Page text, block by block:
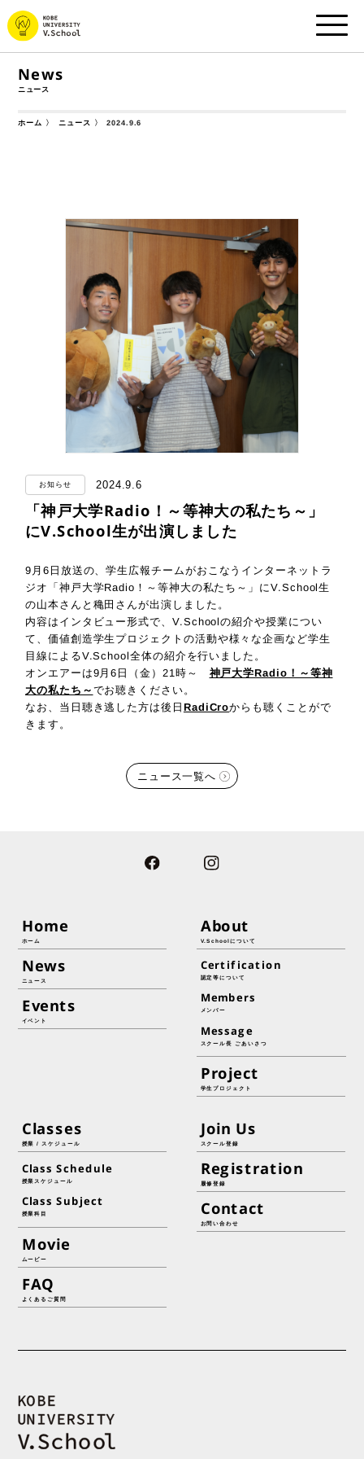
News
ニュース
ホーム ニュース 2024.9.6
お知らせ 2024.9.6
「神戸大学Radio！～等神大の私たち～」
にV.School生が出演しました
9月6日放送の、学生広報チームがおこなうインターネットラ
ジオ「神戸大学Radio！～等神大の私たち～」にV.School生
の山本さんと穐田さんが出演しました。
内容はインタビュー形式で、V.Schoolの紹介や授業につい
て、価値創造学生プロジェクトの活動や様々な企画など学生
目線によるV.School全体の紹介を行いました。
オンエアーは9月6日（金）21時～ 神戸大学Radio！～等神
大の私たち～でお聴きください。
なお、当日聴き逃した方は後日RadiCroからも聴くことがで
きます。
ニュース一覧へ
Home
ホーム
News
ニュース
Events
イベント
About
V.Schoolについて
Certification
認定等について
Members
メンバー
Message
スクール長 ごあいさつ
Project
学生プロジェクト
Classes
授業 / スケジュール
Class Schedule
授業スケジュール
Class Subject
授業科目
Movie
ムービー
FAQ
よくあるご質問
Join Us
スクール登録
Registration
履修登録
Contact
お問い合わせ